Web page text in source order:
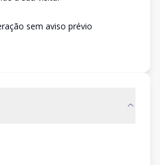
sem aviso prévio